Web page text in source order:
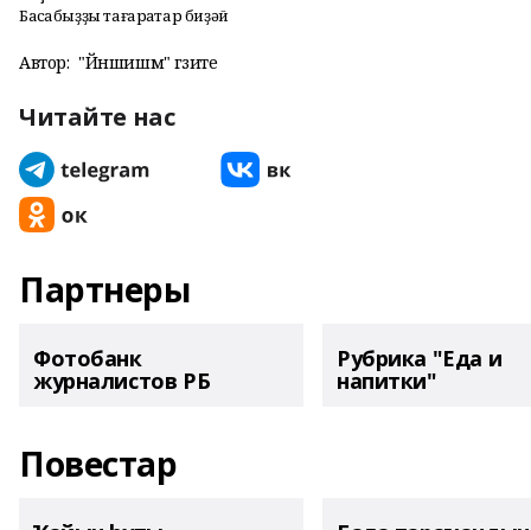
Баҡсабыҙҙы тағараҡтар биҙәй
Автор: "Йәншишмә" гәзите
Читайте нас
Партнеры
Фотобанк
журналистов РБ
Рубрика "Еда и
напитки"
Повестар